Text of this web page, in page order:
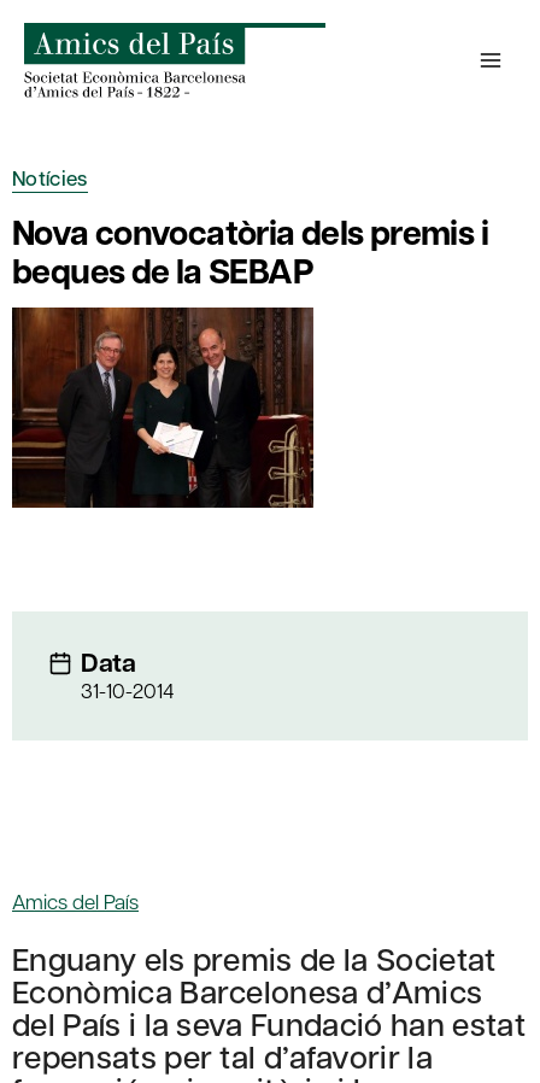
content
Notícies
Nova convocatòria dels premis i
beques de la SEBAP
Data
31-10-2014
Amics del País
Enguany els premis de la Societat
Econòmica Barcelonesa d’Amics
del País i la seva Fundació han estat
repensats per tal d’afavorir la